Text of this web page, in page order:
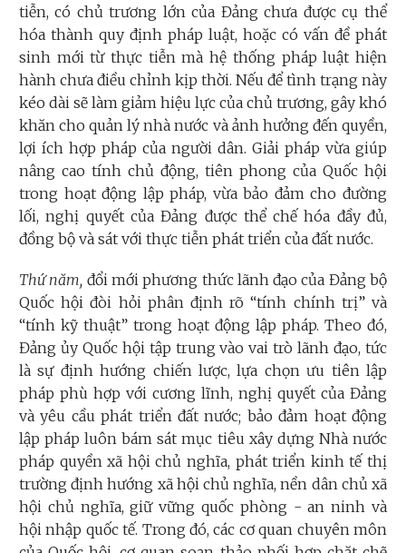
tiễn, có chủ trương lớn của Đảng chưa được cụ thể
hóa thành quy định pháp luật, hoặc có vấn đề phát
sinh mới từ thực tiễn mà hệ thống pháp luật hiện
hành chưa điều chỉnh kịp thời. Nếu để tình trạng này
kéo dài sẽ làm giảm hiệu lực của chủ trương, gây khó
khăn cho quản lý nhà nước và ảnh hưởng đến quyền,
lợi ích hợp pháp của người dân. Giải pháp vừa giúp
nâng cao tính chủ động, tiên phong của Quốc hội
trong hoạt động lập pháp, vừa bảo đảm cho đường
lối, nghị quyết của Đảng được thể chế hóa đầy đủ,
đồng bộ và sát với thực tiễn phát triển của đất nước.
Thứ năm, đổi mới phương thức lãnh đạo của Đảng bộ
Quốc hội đòi hỏi phân định rõ “tính chính trị” và
“tính kỹ thuật” trong hoạt động lập pháp. Theo đó,
Đảng ủy Quốc hội tập trung vào vai trò lãnh đạo, tức
là sự định hướng chiến lược, lựa chọn ưu tiên lập
pháp phù hợp với cương lĩnh, nghị quyết của Đảng
và yêu cầu phát triển đất nước; bảo đảm hoạt động
lập pháp luôn bám sát mục tiêu xây dựng Nhà nước
pháp quyền xã hội chủ nghĩa, phát triển kinh tế thị
trường định hướng xã hội chủ nghĩa, nền dân chủ xã
hội chủ nghĩa, giữ vững quốc phòng - an ninh và
hội nhập quốc tế. Trong đó, các cơ quan chuyên môn